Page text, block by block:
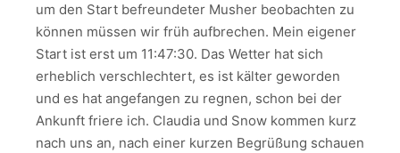
um den Start befreundeter Musher beobachten zu
können müssen wir früh aufbrechen. Mein eigener
Start ist erst um 11:47:30. Das Wetter hat sich
erheblich verschlechtert, es ist kälter geworden
und es hat angefangen zu regnen, schon bei der
Ankunft friere ich. Claudia und Snow kommen kurz
nach uns an, nach einer kurzen Begrüßung schauen